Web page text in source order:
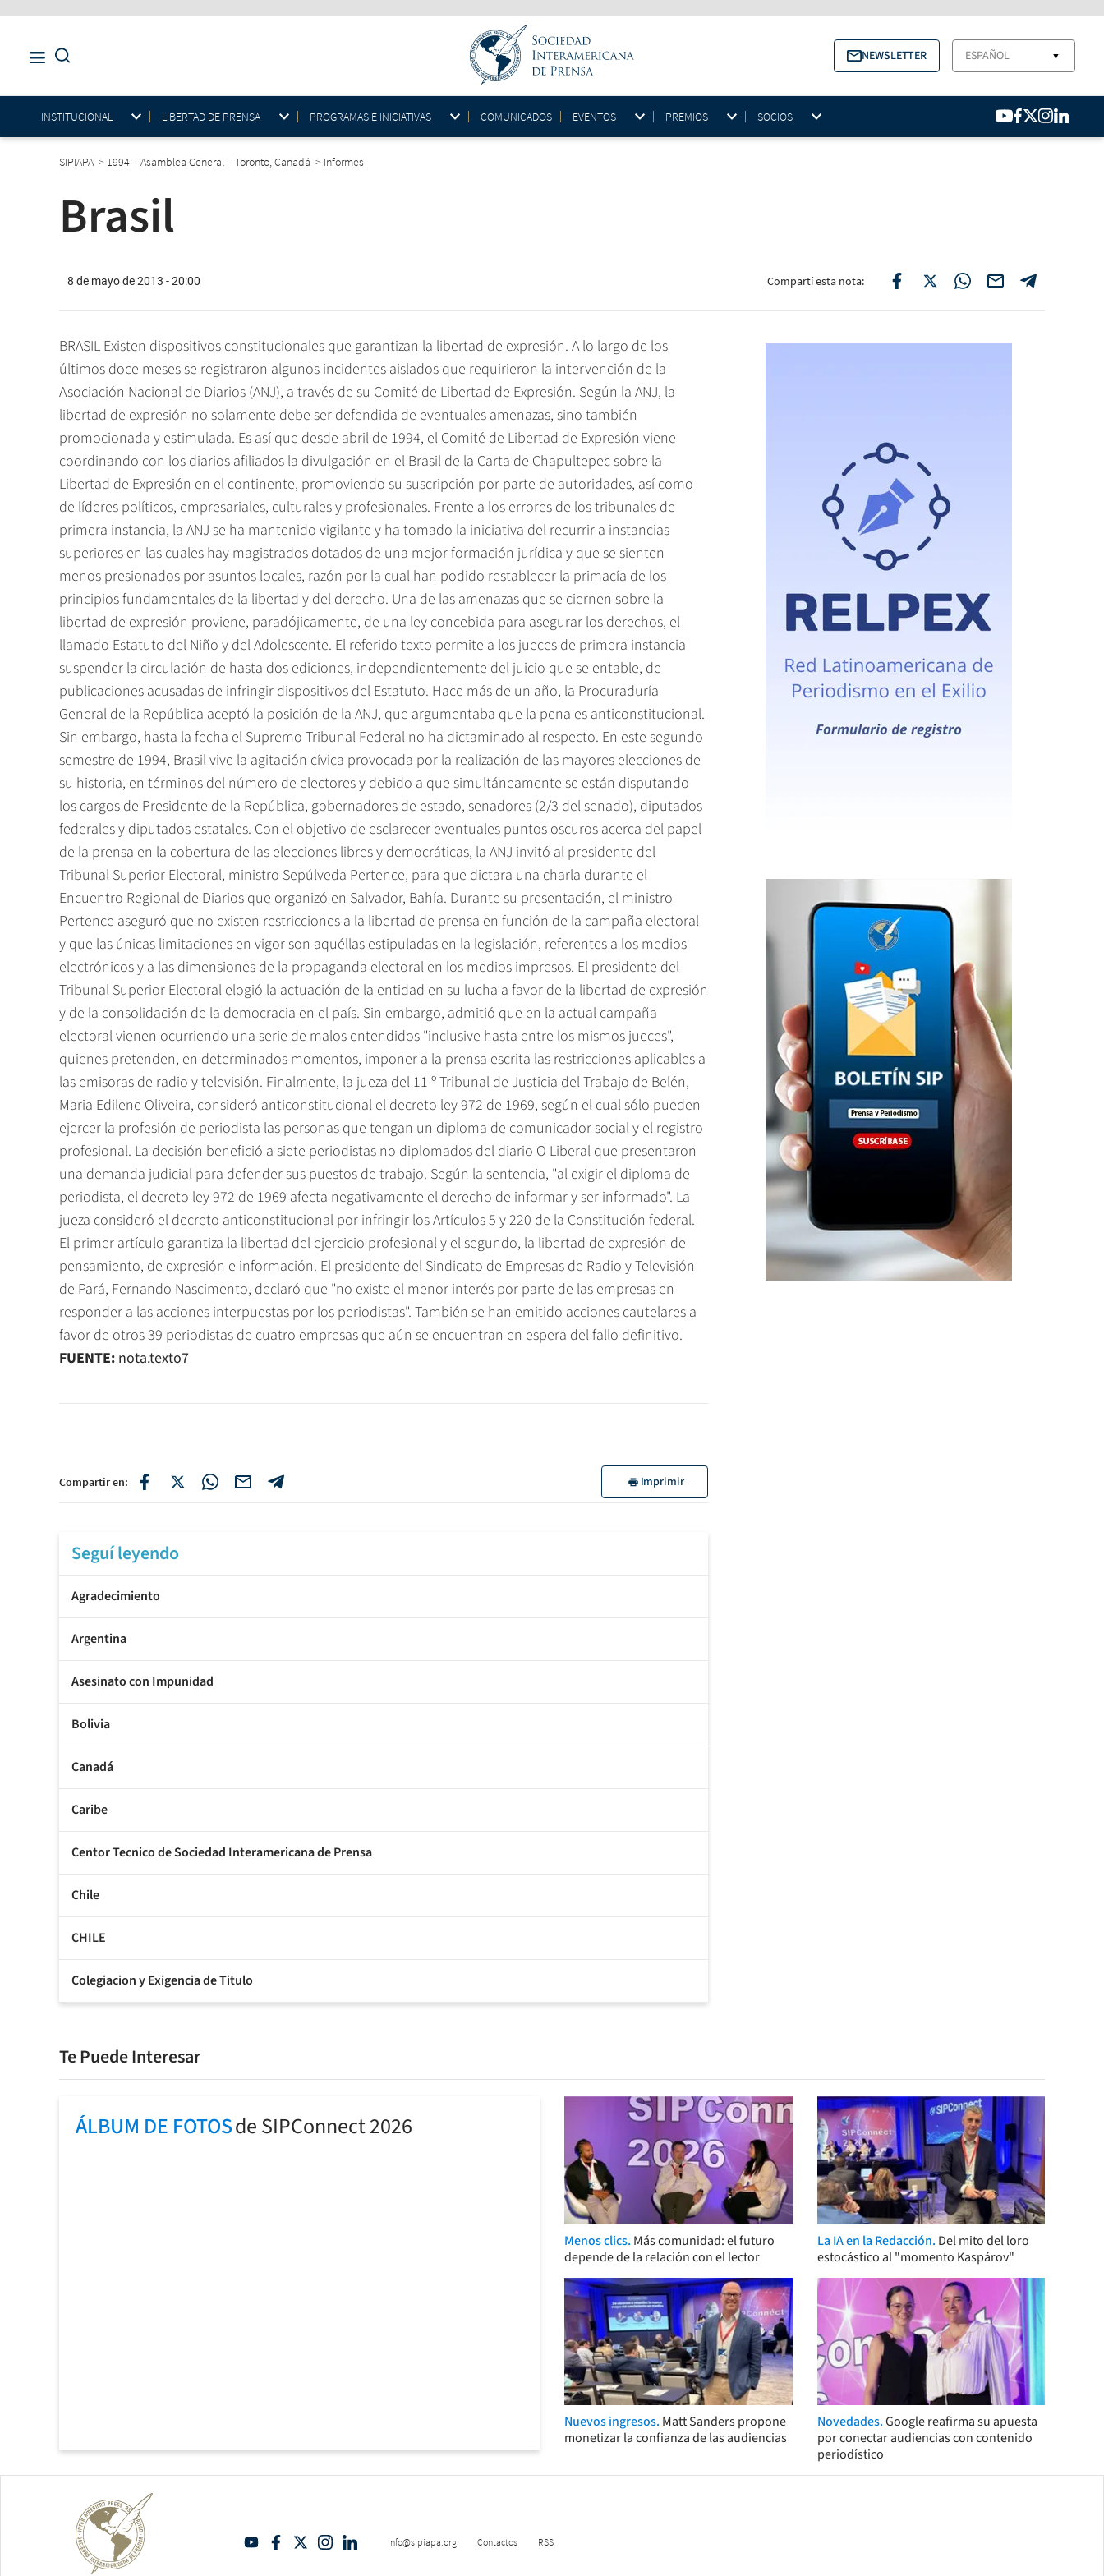
NEWSLETTER ESPAÑOL ▼
INSTITUCIONAL LIBERTAD DE PRENSA PROGRAMAS E INICIATIVAS COMUNICADOS EVENTOS PREMIOS SOCIOS
SIPIAPA > 1994 – Asamblea General – Toronto, Canadá > Informes
Brasil
8 de mayo de 2013 - 20:00 Compartí esta nota:
BRASIL Existen dispositivos constitucionales que garantizan la libertad de expresión. A lo largo de los
últimos doce meses se registraron algunos incidentes aislados que requirieron la intervención de la
Asociación Nacional de Diarios (ANJ), a través de su Comité de Libertad de Expresión. Según la ANJ, la
libertad de expresión no solamente debe ser defendida de eventuales amenazas, sino también
promocionada y estimulada. Es así que desde abril de 1994, el Comité de Libertad de Expresión viene
coordinando con los diarios afiliados la divulgación en el Brasil de la Carta de Chapultepec sobre la
Libertad de Expresión en el continente, promoviendo su suscripción por parte de autoridades, así como
de líderes políticos, empresariales, culturales y profesionales. Frente a los errores de los tribunales de
primera instancia, la ANJ se ha mantenido vigilante y ha tomado la iniciativa del recurrir a instancias
superiores en las cuales hay magistrados dotados de una mejor formación jurídica y que se sienten
menos presionados por asuntos locales, razón por la cual han podido restablecer la primacía de los
principios fundamentales de la libertad y del derecho. Una de las amenazas que se ciernen sobre la
libertad de expresión proviene, paradójicamente, de una ley concebida para asegurar los derechos, el
llamado Estatuto del Niño y del Adolescente. El referido texto permite a los jueces de primera instancia
suspender la circulación de hasta dos ediciones, independientemente del juicio que se entable, de
publicaciones acusadas de infringir dispositivos del Estatuto. Hace más de un año, la Procuraduría
General de la República aceptó la posición de la ANJ, que argumentaba que la pena es anticonstitucional.
Sin embargo, hasta la fecha el Supremo Tribunal Federal no ha dictaminado al respecto. En este segundo
semestre de 1994, Brasil vive la agitación cívica provocada por la realización de las mayores elecciones de
su historia, en términos del número de electores y debido a que simultáneamente se están disputando
los cargos de Presidente de la República, gobernadores de estado, senadores (2/3 del senado), diputados
federales y diputados estatales. Con el objetivo de esclarecer eventuales puntos oscuros acerca del papel
de la prensa en la cobertura de las elecciones libres y democráticas, la ANJ invitó al presidente del
Tribunal Superior Electoral, ministro Sepúlveda Pertence, para que dictara una charla durante el
Encuentro Regional de Diarios que organizó en Salvador, Bahía. Durante su presentación, el ministro
Pertence aseguró que no existen restricciones a la libertad de prensa en función de la campaña electoral
y que las únicas limitaciones en vigor son aquéllas estipuladas en la legislación, referentes a los medios
electrónicos y a las dimensiones de la propaganda electoral en los medios impresos. El presidente del
Tribunal Superior Electoral elogió la actuación de la entidad en su lucha a favor de la libertad de expresión
y de la consolidación de la democracia en el país. Sin embargo, admitió que en la actual campaña
electoral vienen ocurriendo una serie de malos entendidos "inclusive hasta entre los mismos jueces",
quienes pretenden, en determinados momentos, imponer a la prensa escrita las restricciones aplicables a
las emisoras de radio y televisión. Finalmente, la jueza del 11 º Tribunal de Justicia del Trabajo de Belén,
Maria Edilene Oliveira, consideró anticonstitucional el decreto ley 972 de 1969, según el cual sólo pueden
ejercer la profesión de periodista las personas que tengan un diploma de comunicador social y el registro
profesional. La decisión benefició a siete periodistas no diplomados del diario O Liberal que presentaron
una demanda judicial para defender sus puestos de trabajo. Según la sentencia, "al exigir el diploma de
periodista, el decreto ley 972 de 1969 afecta negativamente el derecho de informar y ser informado". La
jueza consideró el decreto anticonstitucional por infringir los Artículos 5 y 220 de la Constitución federal.
El primer artículo garantiza la libertad del ejercicio profesional y el segundo, la libertad de expresión de
pensamiento, de expresión e información. El presidente del Sindicato de Empresas de Radio y Televisión
de Pará, Fernando Nascimento, declaró que "no existe el menor interés por parte de las empresas en
responder a las acciones interpuestas por los periodistas". También se han emitido acciones cautelares a
favor de otros 39 periodistas de cuatro empresas que aún se encuentran en espera del fallo definitivo.
FUENTE: nota.texto7
Compartir en: Imprimir
Seguí leyendo
Agradecimiento
Argentina
Asesinato con Impunidad
Bolivia
Canadá
Caribe
Centor Tecnico de Sociedad Interamericana de Prensa
Chile
CHILE
Colegiacion y Exigencia de Titulo
Te Puede Interesar
ÁLBUM DE FOTOSde SIPConnect 2026
Menos clics. Más comunidad: el futuro
depende de la relación con el lector
La IA en la Redacción. Del mito del loro
estocástico al "momento Kaspárov"
Nuevos ingresos. Matt Sanders propone
monetizar la confianza de las audiencias
Novedades.Google reafirma su apuesta
por conectar audiencias con contenido
periodístico
info@sipiapa.org Contactos RSS